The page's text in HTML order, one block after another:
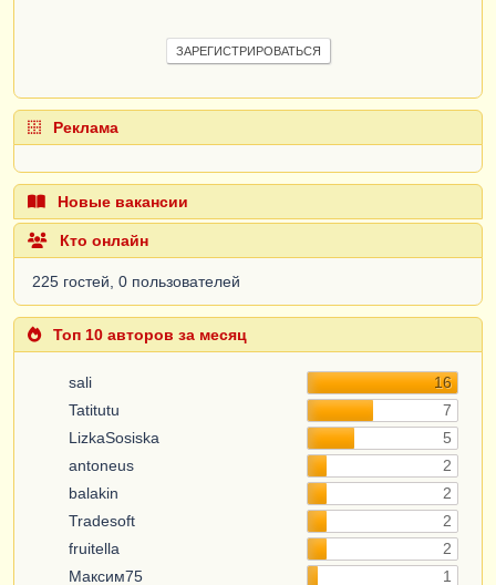
ЗАРЕГИСТРИРОВАТЬСЯ
Реклама
Новые вакансии
Кто онлайн
225 гостей, 0 пользователей
Топ 10 авторов за месяц
sali
16
Tatitutu
7
LizkaSosiska
5
antoneus
2
balakin
2
Tradesoft
2
fruitella
2
Максим75
1